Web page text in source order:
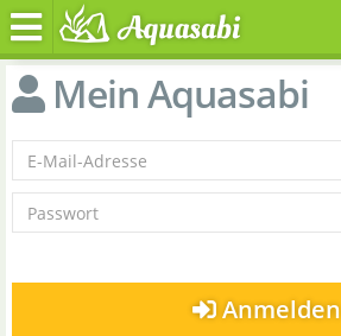
Mein Aquasabi
Anmelden